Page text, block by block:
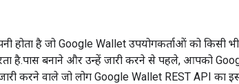
होता है जो Google Wallet उपयोगकर्ताओं को किसी
है.पास बनाने और उन्हें जारी करने से पहले, आपको
करने वाले जो लोग Google Wallet REST API का